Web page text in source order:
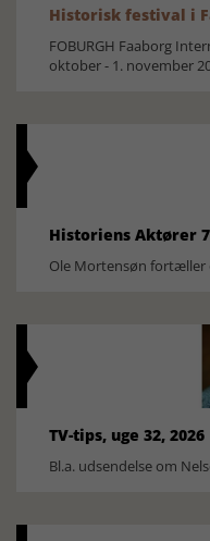
Historisk festival i
FOBURGH Faaborg
oktober - 1. november
Historiens Aktører
Ole Mortensøn fortæller
TV-tips, uge 32, 2026
Bl.a. udsendelse om